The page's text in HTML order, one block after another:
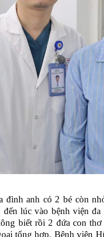
đình anh có 2 bé còn
lúc vào bệnh viện
biết rồi 2 đứa con
tổng hợp, Bệnh viện